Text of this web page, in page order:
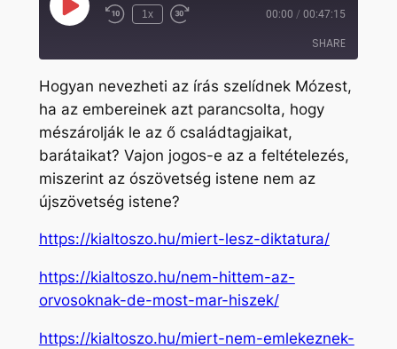
Play
Episode Rewind
1x
Fast
seconds
00:00 / 00:47:15
SHARE
SHARE
LINK
EMBED
Hogyan nevezheti az írás szelídnek Mózest,
ha az embereinek azt parancsolta, hogy
mészárolják le az ő családtagjaikat,
barátaikat? Vajon jogos-e az a feltételezés,
miszerint az ószövetség istene nem az
újszövetség istene?
https://kialtoszo.hu/miert-lesz-diktatura/
https://kialtoszo.hu/nem-hittem-az-
orvosoknak-de-most-mar-hiszek/
https://kialtoszo.hu/miert-nem-emlekeznek-